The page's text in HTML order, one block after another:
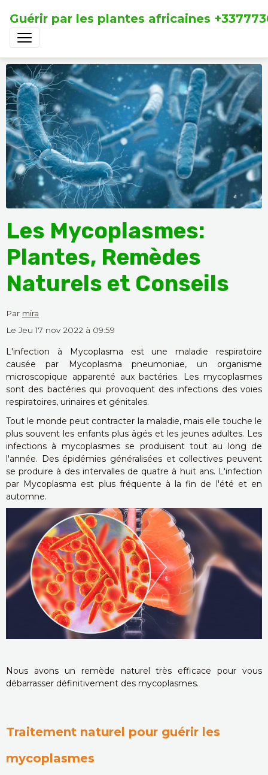
Guérir par les plantes africaines
Les Mycoplasmes:
Plantes, Remèdes
Naturels et Conseils
Par mira
Le Jeu 17 nov 2022 à 09:59
L'infection à Mycoplasma est une maladie respiratoire
causée par Mycoplasma pneumoniae, un organisme
microscopique apparenté aux bactéries. Les mycoplasmes
sont des bactéries qui provoquent des infections des voies
respiratoires, urinaires et génitales.
Tout le monde peut contracter la maladie, mais elle touche le
plus souvent les enfants plus âgés et les jeunes adultes. Les
infections à mycoplasmes se produisent tout au long de
l'année. Des épidémies généralisées et collectives peuvent
se produire à des intervalles de quatre à huit ans. L'infection
par Mycoplasma est plus fréquente à la fin de l'été et en
automne.
Nous avons un remède naturel très efficace pour vous
débarrasser définitivement des mycoplasmes.
Traitement naturel pour guérir les
mycoplasmes